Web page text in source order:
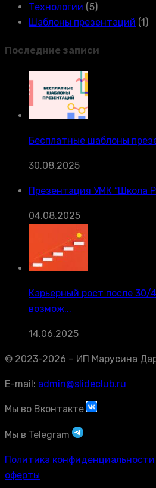
Технологии (5)
Шаблоны презентаций (1)
Последние записи
Бесплатные шаблоны
30.08.2025
Презентация УМК “Школа
04.08.2025
Карьерный рост после
возмож...
14.06.2025
© 2023-2026 – ИП Марусина
E-mail: admin@slideclub.ru
Мы во Вконтакте
Мы в Telegram
Политика конфиденциальности
оферты